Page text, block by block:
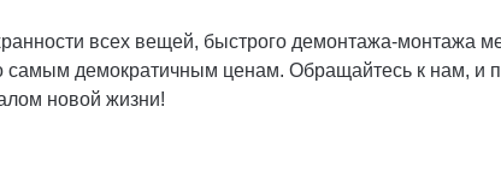
всех вещей, быстрого демонтажа-монтажа
самым демократичным ценам. Обращайтесь к нам, и
новой жизни!